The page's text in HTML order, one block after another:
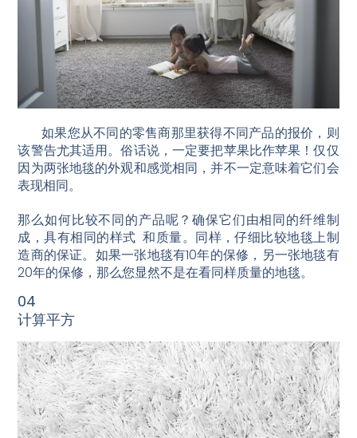
如果您从不同的零售商那里获得不同产品的报价，则
该警告尤其适用。俗话说，一定要把苹果比作苹果！仅仅
因为两张地毯的外观和感觉相同，并不一定意味着它们会
表现相同。
那么如何比较不同的产品呢？确保它们由相同的纤维制
成，具有相同的样式 和质量。同样，仔细比较地毯上制
造商的保证。如果一张地毯有10年的保修，另一张地毯有
20年的保修，那么您显然不是在看同样质量的地毯。
04
计算平方